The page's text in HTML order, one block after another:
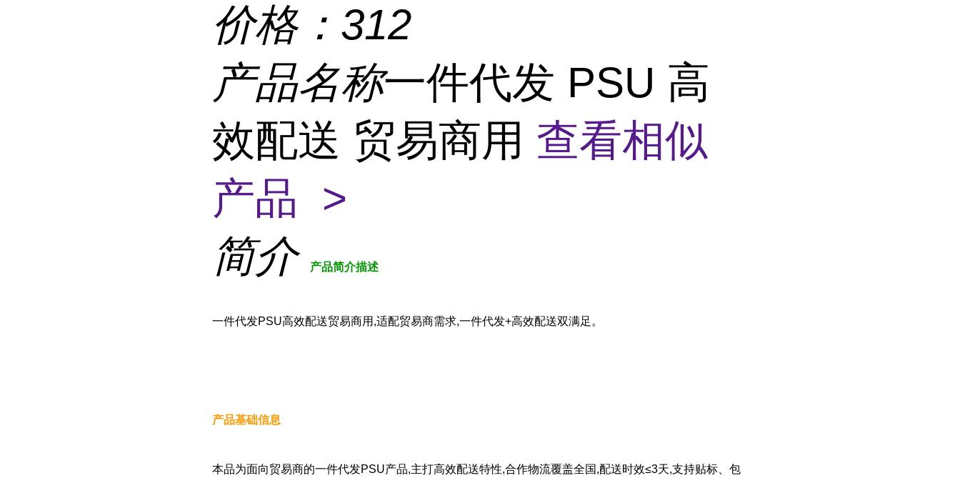
价格： 312
产品名称一件代发 PSU 高
效配送 贸易商用 查看相似
产品 >
简介
产品简介描述
一件代发PSU高效配送贸易商用,适配贸易商需求,一件代发+高效配送双满足。
产品基础信息
本品为面向贸易商的一件代发PSU产品,主打高效配送特性,合作物流覆盖全国,配送时效≤3天,支持贴标、包